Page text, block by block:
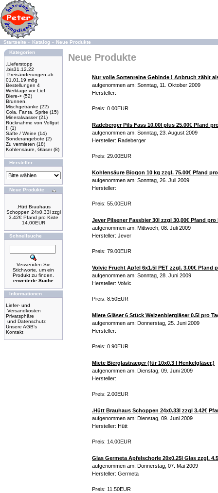
Startseite » Katalog » Neue Produkte
Kategorien
.Lieferstopp
.bis31.12.22
.Preisänderungen ab
01,01,19 mög
Bestellungen 4
Werktage vor Lief
Biere-> (52)
Brunnen,
Mischgetränke (22)
Cola, Fanta, Sprite (15)
Mineralwasser(21)
Rücknahme von Vollgut
!! (1)
Säfte / Weine (14)
Sonderangebote (2)
Zu vermieten (18)
Kohlensäure, Gläser(8)
Hersteller
Neue Produkte
.Hütt Brauhaus
Schoppen 24x0.33l zzgl
3.42€ Pfand pro Kiste
14.00EUR
Schnellsuche
Verwenden Sie
Stichworte, um ein
Produkt zu finden.
erweiterte Suche
Informationen
Liefer- und
Versandkosten
Privatsphäre
und Datenschutz
Unsere AGB's
Kontakt
Neue Produkte
Nur volle Sortenreine Gebinde ! Anbruch zählt
aufgenommen am: Sonntag, 11. Oktober 2009
Hersteller:
Preis: 0.00EUR
Radeberger Pils Fass 10.00l plus 25.00€ Pfand
aufgenommen am: Sonntag, 23. August 2009
Hersteller: Radeberger
Preis: 29.00EUR
Kohlensäure Biogon 10 kg zzgl. 75.00€ Pfand
aufgenommen am: Sonntag, 26. Juli 2009
Hersteller:
Preis: 55.00EUR
Jever Pilsener Fassbier 30l zzgl 30,00€ Pfand pro
aufgenommen am: Mittwoch, 08. Juli 2009
Hersteller: Jever
Preis: 79.00EUR
Volvic Frucht Apfel 6x1.5l PET zzgl. 3.00€ Pfand
aufgenommen am: Sonntag, 28. Juni 2009
Hersteller: Volvic
Preis: 8.50EUR
Miete Gläser 6 Stück Weizenbiergläser 0.5l pro
aufgenommen am: Donnerstag, 25. Juni 2009
Hersteller:
Preis: 0.90EUR
Miete Bierglastraeger (für 10x0.3 l Henkelgläser.)
aufgenommen am: Dienstag, 09. Juni 2009
Hersteller:
Preis: 2.00EUR
.Hütt Brauhaus Schoppen 24x0.33l zzgl 3.42€
aufgenommen am: Dienstag, 09. Juni 2009
Hersteller: Hütt
Preis: 14.00EUR
Glas Germeta Apfelschorle 20x0.25l Glas zzgl.
aufgenommen am: Donnerstag, 07. Mai 2009
Hersteller: Germeta
Preis: 11.50EUR